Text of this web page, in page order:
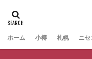
ホーム 小樽 札幌 ニセ